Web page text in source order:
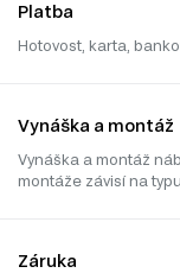
Platba
Hotovost, karta,
Vynáška a montáž
Vynáška a montáž
montáže závisí na
Záruka